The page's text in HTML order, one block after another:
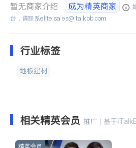
暂无商家介绍 成为精英商家
台，请联系elite.sales@italkbb.com
行业标签
地板建材
相关精英会员 推广 | 基于